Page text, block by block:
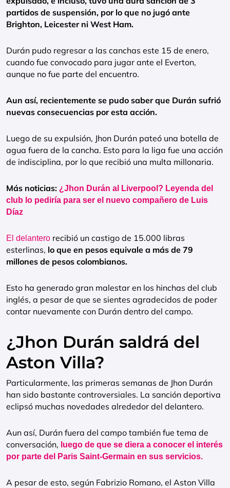
partidos de suspensión, por lo que no jugó ante
Brighton, Leicester ni West Ham.
Durán pudo regresar a las canchas este 15 de enero,
cuando fue convocado para jugar ante el Everton,
aunque no fue parte del encuentro.
Aun así, recientemente se pudo saber que Durán sufrió
nuevas consecuencias por esta acción.
Luego de su expulsión, Jhon Durán pateó una botella de
agua fuera de la cancha. Esto para la liga fue una acción
de indisciplina, por lo que recibió una multa millonaria.
Más noticias: ¿Jhon Durán al Liverpool? Leyenda del
club lo pediría para ser el nuevo compañero de Luis
Díaz
El delantero recibió un castigo de 15.000 libras
esterlinas, lo que en pesos equivale a más de 79
millones de pesos colombianos.
Esto ha generado gran malestar en los hinchas del club
inglés, a pesar de que se sientes agradecidos de poder
contar nuevamente con Durán dentro del campo.
¿Jhon Durán saldrá del
Aston Villa?
Particularmente, las primeras semanas de Jhon Durán
han sido bastante controversiales. La sanción deportiva
eclipsó muchas novedades alrededor del delantero.
Aun así, Durán fuera del campo también fue tema de
conversación, luego de que se diera a conocer el interés
por parte del Paris Saint-Germain en sus servicios.
A pesar de esto, según Fabrizio Romano, el Aston Villa